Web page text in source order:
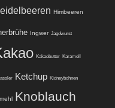
Himbeeren
Ingwer Jagdwurst
Kakaobutter Karamell
Ketchup Kidneybohnen
Knoblauch